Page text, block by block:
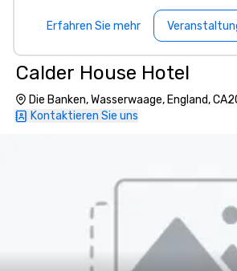
Erfahren Sie mehr
Calder House Hotel
Die Banken, Wasserwaage, England,
Kontaktieren Sie uns